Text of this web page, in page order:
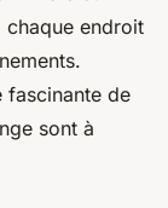
chaque endroit
fascinante de
sont à